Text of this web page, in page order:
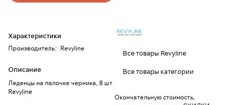
Характеристики
Производитель: Revyline
Описание
Леденцы на палочке черника, 8 шт
Revyline
Все товары Revyline
Все товары категории
Окончательную стоимость,